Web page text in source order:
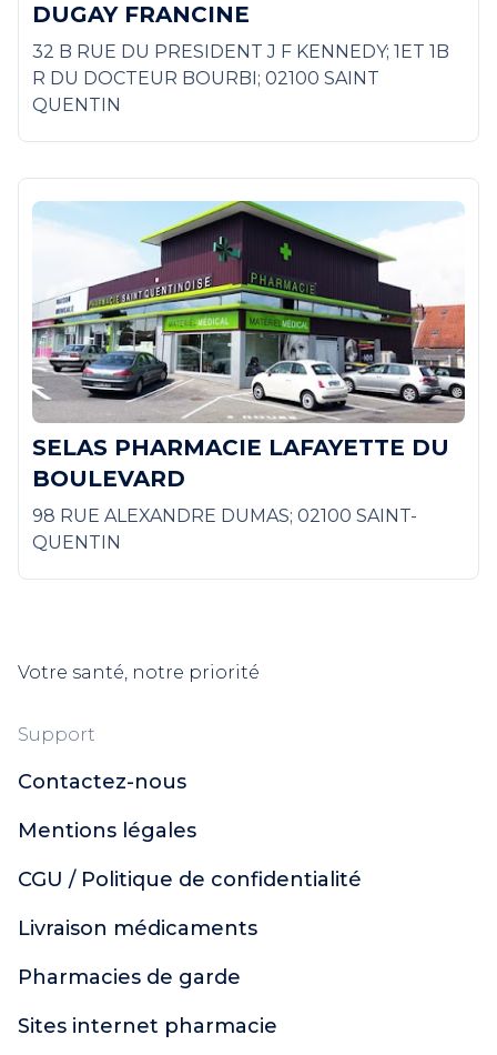
DUGAY FRANCINE
32 B RUE DU PRESIDENT J F KENNEDY; 1ET 1B
R DU DOCTEUR BOURBI; 02100 SAINT
QUENTIN
SELAS PHARMACIE LAFAYETTE DU
BOULEVARD
98 RUE ALEXANDRE DUMAS; 02100 SAINT-
QUENTIN
Votre santé, notre priorité
Support
Contactez-nous
Mentions légales
CGU / Politique de confidentialité
Livraison médicaments
Pharmacies de garde
Sites internet pharmacie